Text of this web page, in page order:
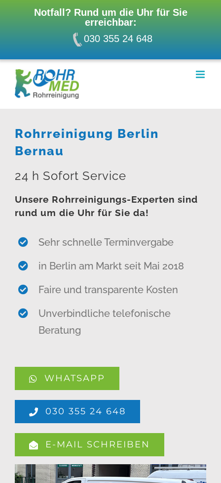
Notfall? Rund um die Uhr für Sie
erreichbar:
030 355 24 648
Inhalt
springen
Rohrreinigung Berlin
Bernau
24 h Sofort Service
Unsere Rohrreinigungs-Experten sind
rund um die Uhr für Sie da!
Sehr schnelle Terminvergabe
in Berlin am Markt seit Mai 2018
Faire und transparente Kosten
Unverbindliche telefonische
Beratung
WHATSAPP
030 355 24 648
E-MAIL SCHREIBEN